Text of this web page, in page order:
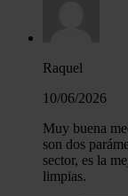
Raquel
10/06/2026
Muy buena
son dos
sector, es la
limpias.